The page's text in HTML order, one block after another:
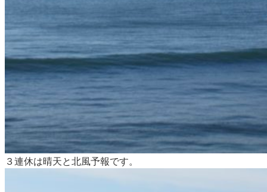
３連休は晴天と北風予報です。